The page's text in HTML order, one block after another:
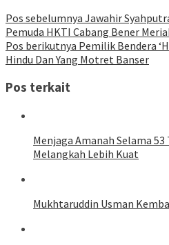
Pos sebelumnya Jawahir
Pemuda HKTI Cabang Bener
Pos berikutnya Pemilik Bendera
Hindu Dan Yang Motret Banser
Pos terkait
Menjaga Amanah Selama 53
Melangkah Lebih Kuat
Mukhtaruddin Usman